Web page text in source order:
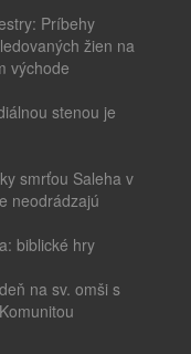
Príbehy
žien na
východe
stenou je
smrťou Saleha v
neodrádzajú
biblické hry
na sv. omši s